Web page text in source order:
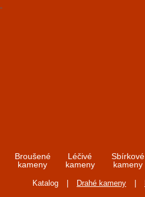
Broušené
kameny
Léčivé
kameny
Sbírkové
kameny
Katalog Drahé kameny